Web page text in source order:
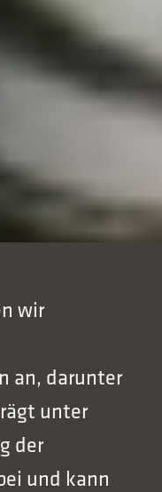
wir
an, darunter
unter
der
und kann